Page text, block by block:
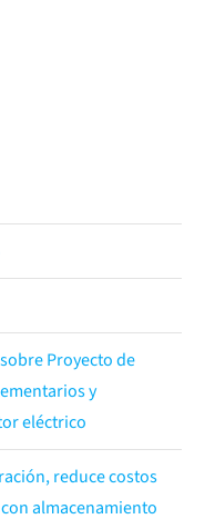
Proyecto de
y
eléctrico
reduce costos
almacenamiento